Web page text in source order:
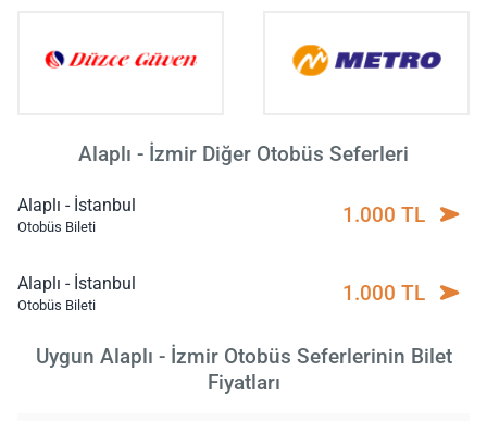
Alaplı - İzmir Diğer Otobüs Seferleri
Alaplı - İstanbul
Otobüs Bileti 1.000 TL
Alaplı - İstanbul
Otobüs Bileti 1.000 TL
Uygun Alaplı - İzmir Otobüs Seferlerinin Bilet
Fiyatları